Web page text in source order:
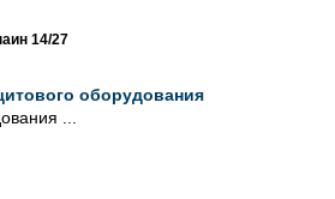
14/27
оборудования
...